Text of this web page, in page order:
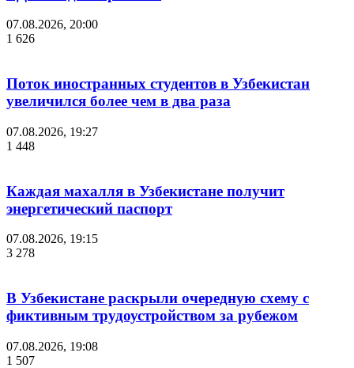
07.08.2026, 20:00
1 626
Поток иностранных студентов в Узбекистан
увеличился более чем в два раза
07.08.2026, 19:27
1 448
Каждая махалля в Узбекистане получит
энергетический паспорт
07.08.2026, 19:15
3 278
В Узбекистане раскрыли очередную схему с
фиктивным трудоустройством за рубежом
07.08.2026, 19:08
1 507